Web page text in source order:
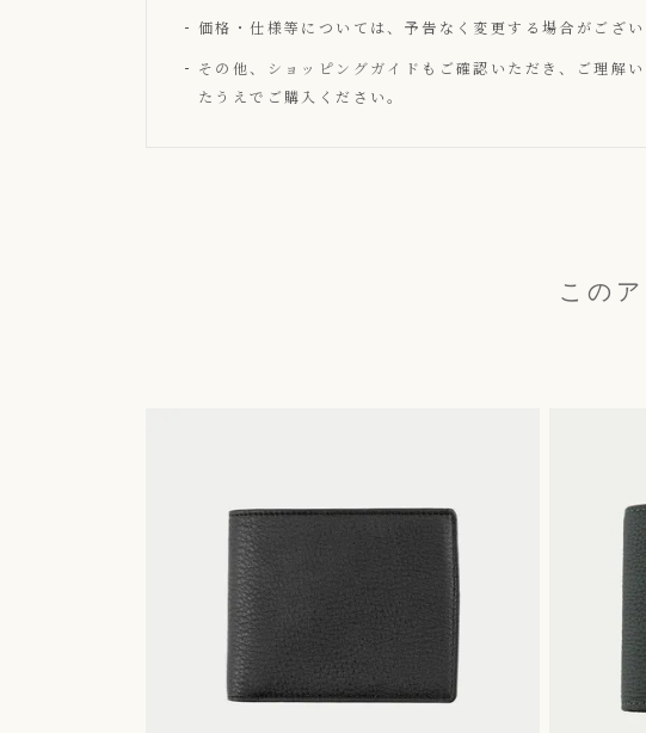
価格・仕様等については、予告なく変更する場合がござい
その他、
ショッピングガイド もご確認いただき、ご理解
たうえでご購入ください。
この